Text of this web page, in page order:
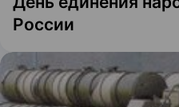
России